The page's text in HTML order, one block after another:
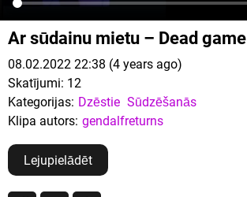
Ar sūdainu mietu – Dead game
08.02.2022 22:38 (4 years ago)
Skatījumi: 12
Kategorijas: Dzēstie Sūdzēšanās
Klipa autors: gendalfreturns
Lejupielādēt